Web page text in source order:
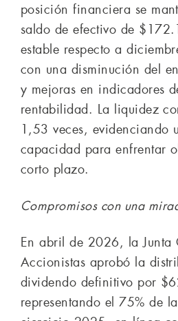
posición financiera se
saldo de efectivo de
estable respecto a
con una disminución del
y mejoras en indicadores
rentabilidad. La liquidez
1,53 veces, evidenciando
capacidad para enfrentar
corto plazo.
Compromisos con una
En abril de 2026, la Junta
Accionistas aprobó la
dividendo definitivo por
representando el 75% de